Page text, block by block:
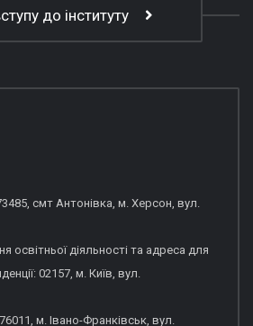
до інституту
смт Антонівка, м. Херсон, вул.
освітньої діяльності та адреса для
02157, м. Київ, вул.
м. Івано-Франківськ, вул.